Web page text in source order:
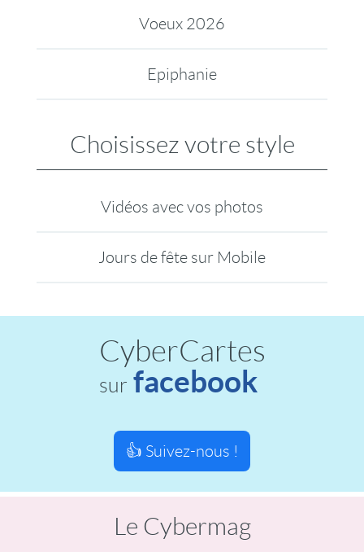
Voeux 2026
Epiphanie
Choisissez votre style
Vidéos avec vos photos
Jours de fête sur Mobile
CyberCartes
sur facebook
👍 Suivez-nous !
Le Cybermag